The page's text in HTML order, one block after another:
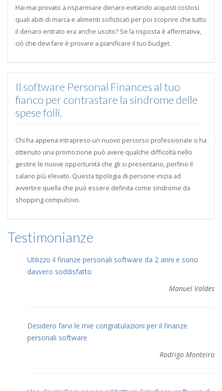
Hai mai provato a risparmiare denaro evitando acquisti costosi
quali abiti di marca e alimenti sofisticati per poi scoprire che tutto
il denaro entrato era anche uscito? Se la risposta è affermativa,
ciò che devi fare è provare a pianificare il tuo budget.
Il software Personal Finances al tuo
fianco per contrastare la sindrome delle
spese folli.
Chi ha appena intrapreso un nuovo percorso professionale o ha
ottenuto una promozione può avere qualche difficoltà nello
gestire le nuove opportunità che gli si presentano, perfino il
salario più elevato. Questa tipologia di persone inizia ad
avvertire quella che può essere definita come sindrome da
shopping compulsivo.
Testimonianze
Utilizzo il finanze personali software da 2 anni e sono
davvero soddisfatto
Manuel Valdes
Desidero farvi le mie congratulazioni per il finanze
personali software
Rodrigo Monteiro